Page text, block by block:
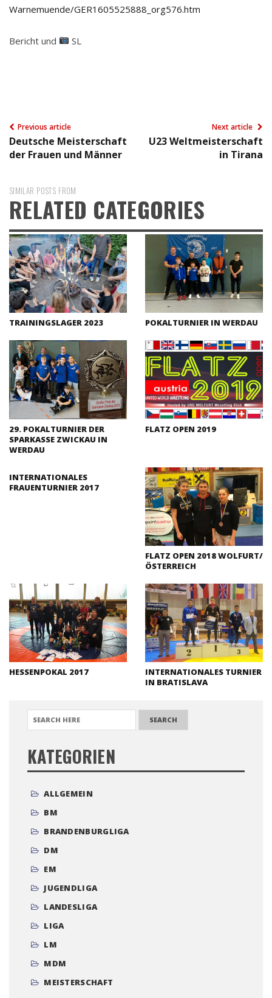
Warnemuende/GER1605525888_org576.htm
Bericht und SL
Previous article
Deutsche Meisterschaft
der Frauen und Männer
Next article
U23 Weltmeisterschaft
in Tirana
SIMILAR POSTS FROM
RELATED CATEGORIES
TRAININGSLAGER 2023 POKALTURNIER IN WERDAU
29. POKALTURNIER DER
SPARKASSE ZWICKAU IN
WERDAU
FLATZ OPEN 2019
INTERNATIONALES
FRAUENTURNIER 2017
FLATZ OPEN 2018 WOLFURT/
ÖSTERREICH
HESSENPOKAL 2017
INTERNATIONALES TURNIER
IN BRATISLAVA
KATEGORIEN
ALLGEMEIN
BM
BRANDENBURGLIGA
DM
EM
JUGENDLIGA
LANDESLIGA
LIGA
LM
MDM
MEISTERSCHAFT